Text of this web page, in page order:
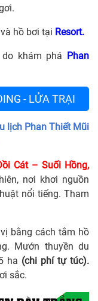
hồ bơi tại Resort.
khám phá Phan
- LỬA TRẠI
lịch Phan Thiết Mũi
Cát – Suối Hồng,
nơi khơi nguồn
nổi tiếng. Tham
bằng cách tắm hồ
Mướn thuyền du
ha (chi phí tự túc).
sắc.